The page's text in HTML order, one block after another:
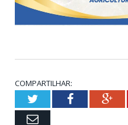
COMPARTILHAR:
TwitterFacebook
Email